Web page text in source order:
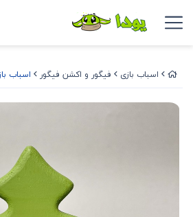
اسباب بازی فیگور و اکشن فیگور اسباب